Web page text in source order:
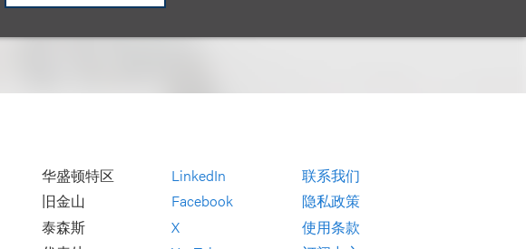
华盛顿特区
旧金山
泰森斯
LinkedIn
Facebook
X
联系我们
隐私政策
使用条款